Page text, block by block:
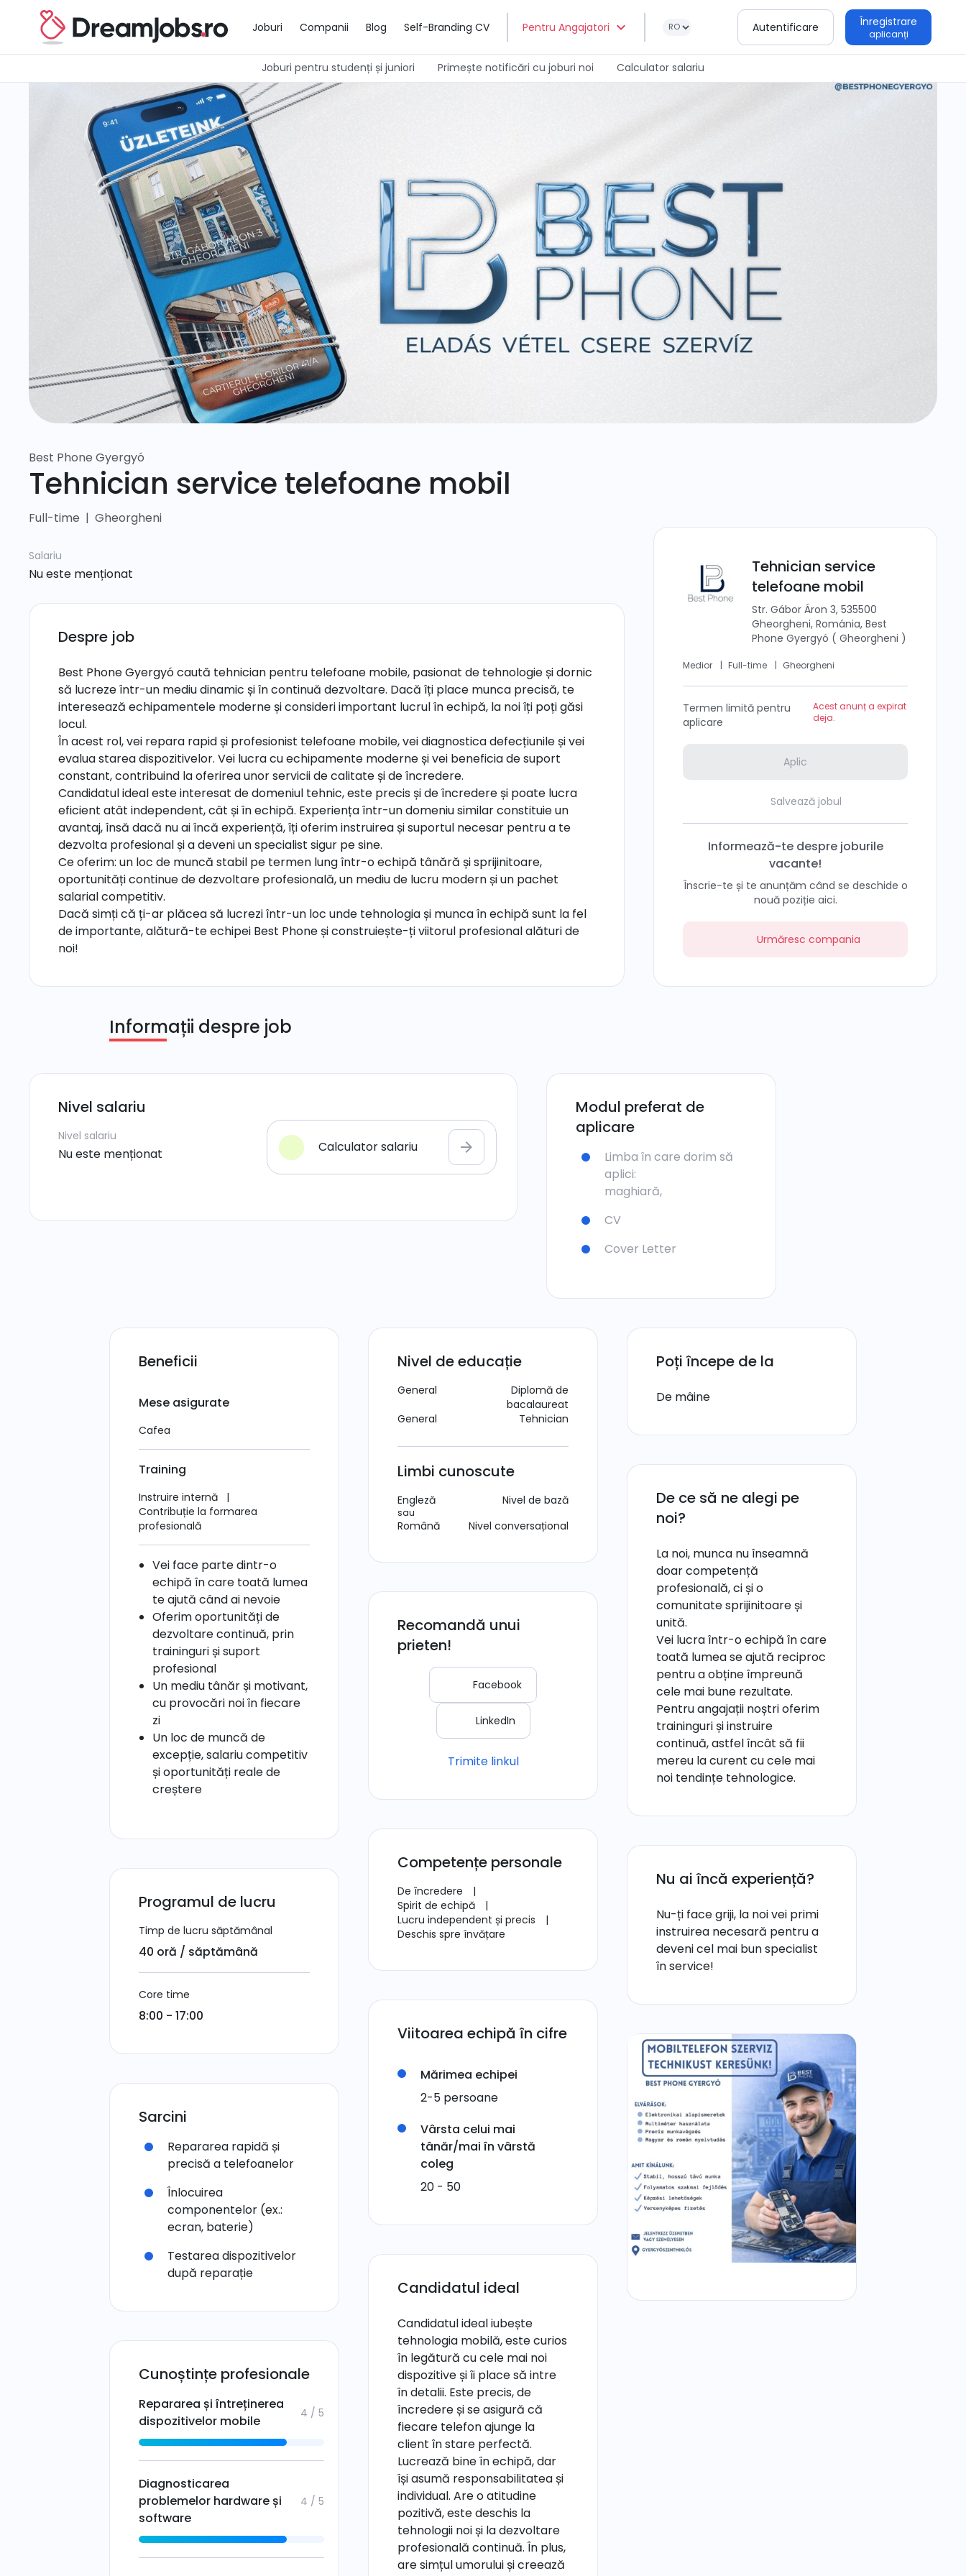
Joburi Companii Blog Self-Branding CV Pentru Angajatori expand_more Autentificare Înregistrare
aplicanți
Joburi pentru studenți și juniori Primește notificări cu joburi noi Calculator salariu
Best Phone Gyergyó
Tehnician service telefoane mobil
Full-time | Gheorgheni
Salariu
Nu este menționat
Despre job
Best Phone Gyergyó caută tehnician pentru telefoane mobile, pasionat de tehnologie și dornic
să lucreze într-un mediu dinamic și în continuă dezvoltare. Dacă îți place munca precisă, te
interesează echipamentele moderne și consideri important lucrul în echipă, la noi îți poți găsi
locul.
În acest rol, vei repara rapid și profesionist telefoane mobile, vei diagnostica defecțiunile și vei
evalua starea dispozitivelor. Vei lucra cu echipamente moderne și vei beneficia de suport
constant, contribuind la oferirea unor servicii de calitate și de încredere.
Candidatul ideal este interesat de domeniul tehnic, este precis și de încredere și poate lucra
eficient atât independent, cât și în echipă. Experiența într-un domeniu similar constituie un
avantaj, însă dacă nu ai încă experiență, îți oferim instruirea și suportul necesar pentru a te
dezvolta profesional și a deveni un specialist sigur pe sine.
Ce oferim: un loc de muncă stabil pe termen lung într-o echipă tânără și sprijinitoare,
oportunități continue de dezvoltare profesională, un mediu de lucru modern și un pachet
salarial competitiv.
Dacă simți că ți-ar plăcea să lucrezi într-un loc unde tehnologia și munca în echipă sunt la fel
de importante, alătură-te echipei Best Phone și construiește-ți viitorul profesional alături de
noi!
Tehnician service
telefoane mobil
Str. Gábor Áron 3, 535500
Gheorgheni, Románia, Best
Phone Gyergyó ( Gheorgheni )
Medior | Full-time | Gheorgheni
Termen limită pentru
aplicare
Acest anunț a expirat
deja.
Aplic
Salvează jobul
Informează-te despre joburile
vacante!
Înscrie-te și te anunțăm când se deschide o
nouă poziție aici.
Urmăresc compania
Informații despre job
Nivel salariu
Nivel salariu
Nu este menționat Calculator salariu arrow_forward
Modul preferat de
aplicare
Limba în care dorim să
aplici:
maghiară,
CV
Cover Letter
Beneficii
Mese asigurate
Cafea
Training
Instruire internă
|
Contribuție la formarea
profesională
Vei face parte dintr-o
echipă în care toată lumea
te ajută când ai nevoie
Oferim oportunități de
dezvoltare continuă, prin
traininguri și suport
profesional
Un mediu tânăr și motivant,
cu provocări noi în fiecare
zi
Un loc de muncă de
excepție, salariu competitiv
și oportunități reale de
creștere
Programul de lucru
Timp de lucru săptămânal
40 oră / săptămână
Core time
8:00 - 17:00
Sarcini
Repararea rapidă și
precisă a telefoanelor
Înlocuirea
componentelor (ex.:
ecran, baterie)
Testarea dispozitivelor
după reparație
Cunoștințe profesionale
Repararea și întreținerea
dispozitivelor mobile
4 / 5
Diagnosticarea
problemelor hardware și
software
4 / 5
Nivel de educație
General
Diplomă de
bacalaureat
General
Tehnician
Limbi cunoscute
Engleză Nivel de bază
sau
Română Nivel conversațional
Recomandă unui
prieten!
Facebook
LinkedIn
Trimite linkul
Competențe personale
De încredere
|
Spirit de echipă
|
Lucru independent și precis
|
Deschis spre învățare
Viitoarea echipă în cifre
Mărimea echipei
2-5 persoane
Vârsta celui mai
tânăr/mai în vârstă
coleg
20 - 50
Candidatul ideal
Candidatul ideal iubește
tehnologia mobilă, este curios
în legătură cu cele mai noi
dispozitive și îi place să intre
în detalii. Este precis, de
încredere și se asigură că
fiecare telefon ajunge la
client în stare perfectă.
Lucrează bine în echipă, dar
își asumă responsabilitatea și
individual. Are o atitudine
pozitivă, este deschis la
tehnologii noi și la dezvoltare
profesională continuă. În plus,
are simțul umorului și creează
Poți începe de la
De mâine
De ce să ne alegi pe
noi?
La noi, munca nu înseamnă
doar competență
profesională, ci și o
comunitate sprijinitoare și
unită.
Vei lucra într-o echipă în care
toată lumea se ajută reciproc
pentru a obține împreună
cele mai bune rezultate.
Pentru angajații noștri oferim
traininguri și instruire
continuă, astfel încât să fii
mereu la curent cu cele mai
noi tendințe tehnologice.
Nu ai încă experiență?
Nu-ți face griji, la noi vei primi
instruirea necesară pentru a
deveni cel mai bun specialist
în service!